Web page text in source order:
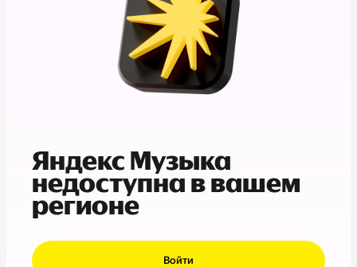
Яндекс Музыка
недоступна в вашем
регионе
Войти